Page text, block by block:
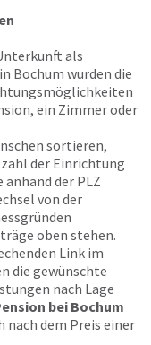
als
Bochum wurden die
ein Zimmer oder
sortieren,
der Einrichtung
der PLZ
von der
oben stehen.
Link im
die gewünschte
nach Lage
bei Bochum
nach dem Preis einer